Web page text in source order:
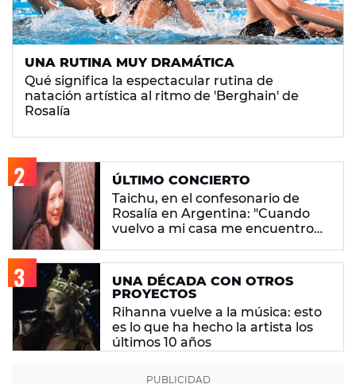
UNA RUTINA MUY DRAMÁTICA
Qué significa la espectacular rutina de
natación artística al ritmo de 'Berghain' de
Rosalía
ÚLTIMO CONCIERTO
Taichu, en el confesonario de
Rosalía en Argentina: "Cuando
vuelvo a mi casa me encuentro
UNA DÉCADA CON OTROS
PROYECTOS
Rihanna vuelve a la música: esto
es lo que ha hecho la artista los
últimos 10 años